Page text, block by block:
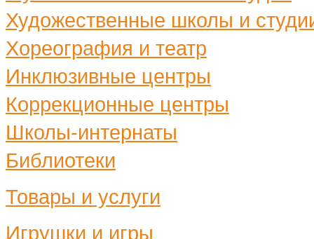
Художественные школы и
Хореография и театр
Инклюзивные центры
Коррекционные центры
Школы-интернаты
Библиотеки
Товары и услуги
Игрушки и игры